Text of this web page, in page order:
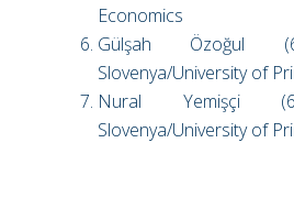
Economics
Gülşah Özoğul
Slovenya/University of
Nural Yemişçi
Slovenya/University of